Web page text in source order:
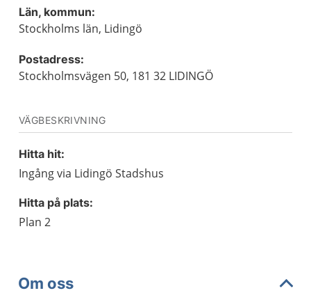
Län, kommun:
Stockholms län, Lidingö
Postadress:
Stockholmsvägen 50, 181 32 LIDINGÖ
VÄGBESKRIVNING
Hitta hit:
Ingång via Lidingö Stadshus
Hitta på plats:
Plan 2
Om oss